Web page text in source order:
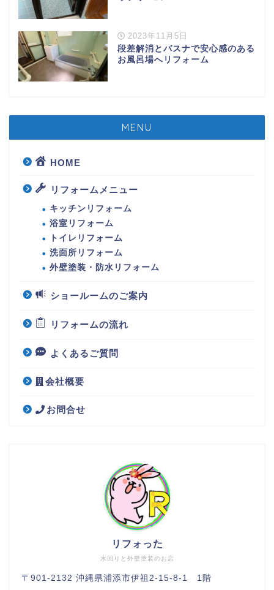
2023年11月5日
段差解消とバスナで安心感のある
お風呂場へリフォーム
MENU
HOME
リフォームメニュー
キッチンリフォーム
浴室リフォーム
トイレリフォーム
洗面所リフォーム
外壁塗装・防水リフォーム
ショールームのご案内
リフォームの流れ
よくあるご質問
会社概要
お問合せ
水回りと外壁塗装のお店
リフォった
〒901-2132 沖縄県浦添市伊祖2-15-8-1 1階